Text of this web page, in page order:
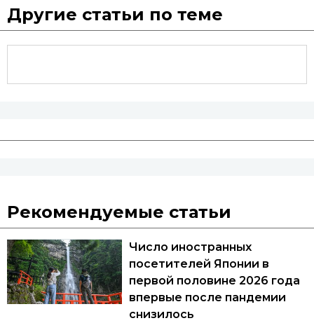
Другие статьи по теме
Рекомендуемые статьи
Число иностранных
посетителей Японии в
первой половине 2026 года
впервые после пандемии
снизилось